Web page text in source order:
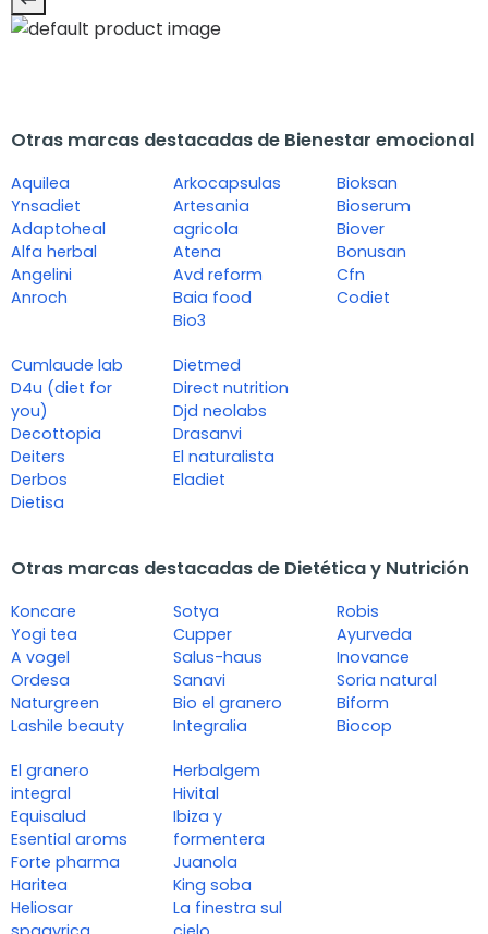
Otras marcas destacadas de Bienestar emocional
Aquilea
Ynsadiet
Adaptoheal
Alfa herbal
Angelini
Anroch
Arkocapsulas
Artesania
agricola
Atena
Avd reform
Baia food
Bio3
Bioksan
Bioserum
Biover
Bonusan
Cfn
Codiet
Cumlaude lab
D4u (diet for
you)
Decottopia
Deiters
Derbos
Dietisa
Dietmed
Direct nutrition
Djd neolabs
Drasanvi
El naturalista
Eladiet
Otras marcas destacadas de Dietética y Nutrición
Koncare
Yogi tea
A vogel
Ordesa
Naturgreen
Lashile beauty
Sotya
Cupper
Salus-haus
Sanavi
Bio el granero
Integralia
Robis
Ayurveda
Inovance
Soria natural
Biform
Biocop
El granero
integral
Equisalud
Esential aroms
Forte pharma
Haritea
Heliosar
Herbalgem
Hivital
Ibiza y
formentera
Juanola
King soba
La finestra sul